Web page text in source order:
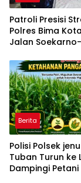
Patroli Presisi
Polres Bima
Jalan
Berita
Polisi Polsek
Tuban Turun ke
Dampingi